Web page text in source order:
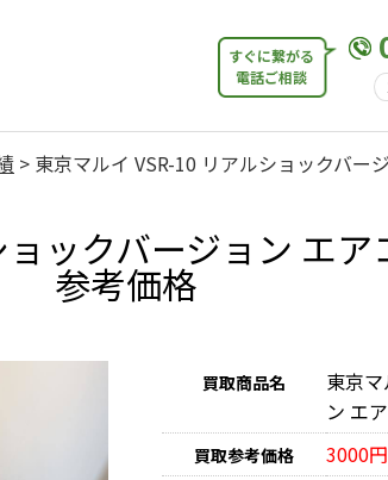
すぐに繋がる
電話ご相談
> 東京マルイ VSR-10 リアルショックバー
ックバージョン エ
参考価格
買取商品名
東京
ン エ
買取参考価格 3000円